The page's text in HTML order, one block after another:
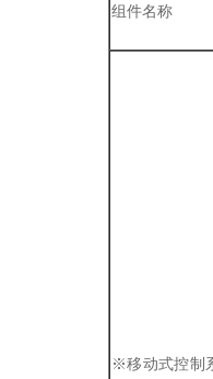
组件名称
※移动式控制